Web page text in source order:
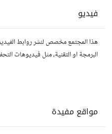
فيديو
هذا المجتمع مخصص لنشر روابط
البرمجة او التقنية، مثل فيديوهات
مواقع مفيدة